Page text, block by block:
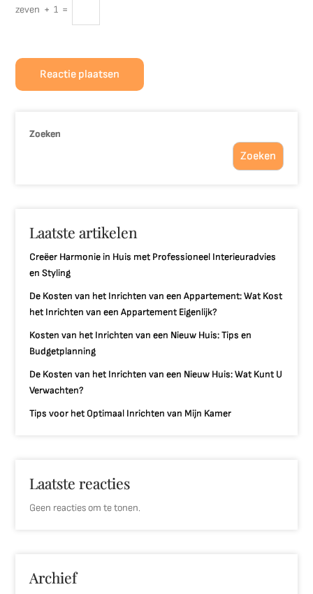
zeven + 1 =
Zoeken
Zoeken
Laatste artikelen
Creëer Harmonie in Huis met Professioneel Interieuradvies
en Styling
De Kosten van het Inrichten van een Appartement: Wat Kost
het Inrichten van een Appartement Eigenlijk?
Kosten van het Inrichten van een Nieuw Huis: Tips en
Budgetplanning
De Kosten van het Inrichten van een Nieuw Huis: Wat Kunt U
Verwachten?
Tips voor het Optimaal Inrichten van Mijn Kamer
Laatste reacties
Geen reacties om te tonen.
Archief